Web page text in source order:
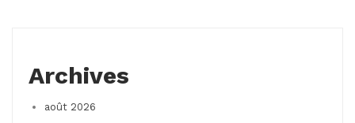
Archives
août 2026